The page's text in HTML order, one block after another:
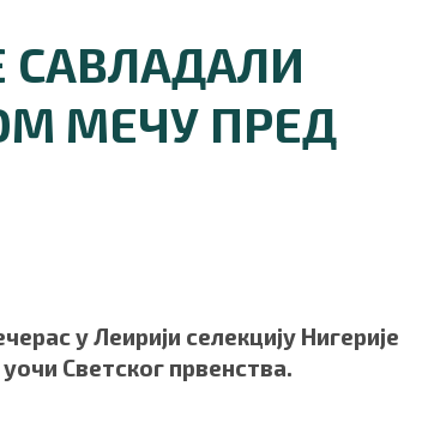
САВЛАДАЛИ
МЕЧУ ПРЕД
у Леирији селекцију Нигерије
Светског првенства.